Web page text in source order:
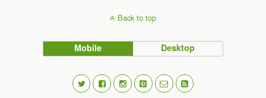
Back to top
Mobile Desktop